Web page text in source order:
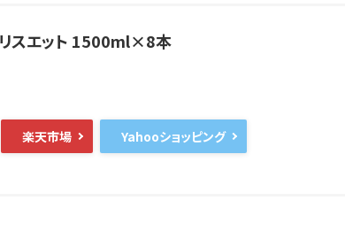
スエット 1500ml×8本
楽天市場 Yahooショッピング